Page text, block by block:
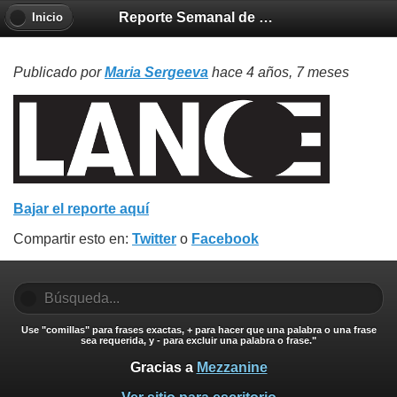
Reporte Semanal de Clima Espacial 20211224
Inicio
Publicado porMaria Sergeeva hace 4 años, 7 meses
Bajar el reporte aquí
Compartir esto en: Twitter o Facebook
Use "comillas" para frases exactas, + para hacer que una palabra o una frase
sea requerida, y - para excluir una palabra o frase."
Gracias a Mezzanine